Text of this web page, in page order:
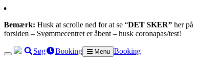
Bemærk: Husk at scrolle ned for at se “DET SKER” her på
forsiden – Svømmecentret er åbent – husk coronapas/test!
Søg Booking Menu Booking